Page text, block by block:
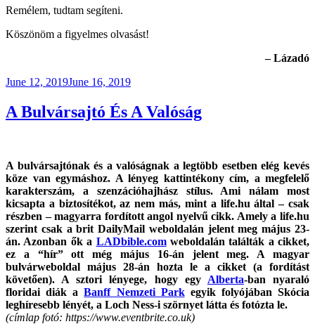
Remélem, tudtam segíteni.
Köszönöm a figyelmes olvasást!
– Lázadó
Posted
June 12, 2019June 16, 2019
A Bulvársajtó És A Valóság
A bulvársajtónak és a valóságnak a legtöbb esetben elég kevés
köze van egymáshoz. A lényeg kattintékony cím, a megfelelő
karakterszám, a szenzációhajhász stílus. Ami nálam most
kicsapta a biztosítékot, az nem más, mint a life.hu által – csak
részben – magyarra fordított angol nyelvű cikk. Amely a life.hu
szerint csak a brit DailyMail weboldalán jelent meg május 23-
án. Azonban ők a LADbible.comweboldalán találták a cikket,
ez a “hír” ott még május 16-án jelent meg. A magyar
bulvárweboldal május 28-án hozta le a cikket (a fordítást
követően). A sztori lényege, hogy egy Alberta-ban nyaraló
floridai diák aBanff Nemzeti Parkegyik folyójában Skócia
leghíresebb lényét, a Loch Ness-i szörnyet látta és fotózta le.
(címlap fotó: https://www.eventbrite.co.uk)